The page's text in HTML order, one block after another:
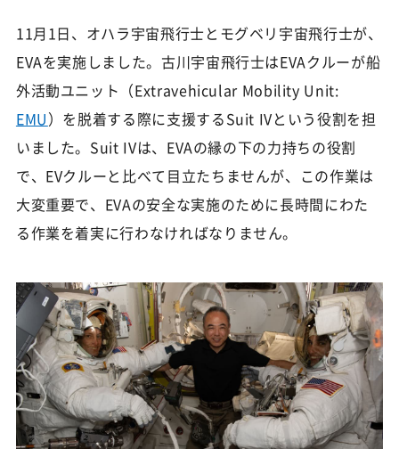
11月1日、オハラ宇宙飛行士とモグベリ宇宙飛行士が、
EVAを実施しました。古川宇宙飛行士はEVAクルーが船
外活動ユニット（Extravehicular Mobility Unit:
EMU）を脱着する際に支援するSuit IVという役割を担
いました。Suit IVは、EVAの縁の下の力持ちの役割
で、EVクルーと比べて目立たちませんが、この作業は
大変重要で、EVAの安全な実施のために長時間にわた
る作業を着実に行わなければなりません。